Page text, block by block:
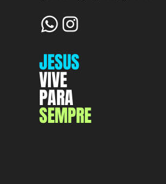
JESUS
VIVE
PARA
SEMPRE